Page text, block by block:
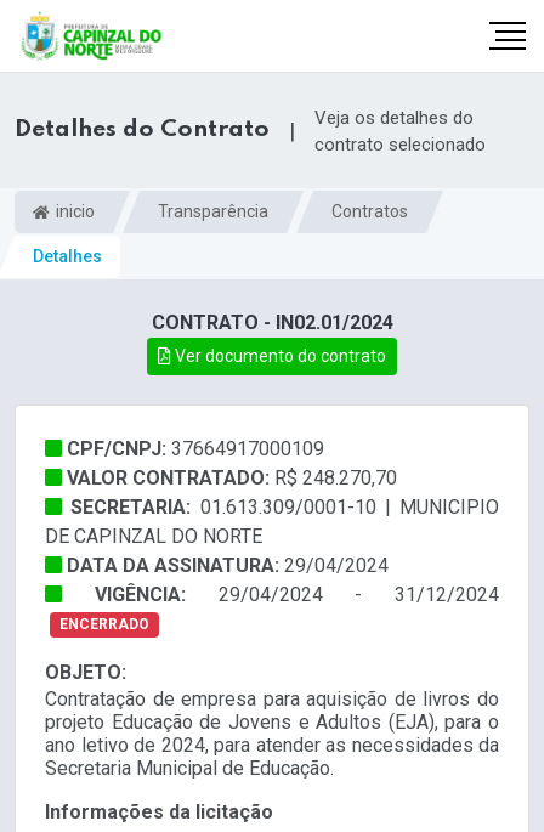
Detalhes do Contrato |
Veja os detalhes do
contrato selecionado
inicio Transparência Contratos
Detalhes
CONTRATO - IN02.01/2024
Ver documento do contrato
CPF/CNPJ: 37664917000109
VALOR CONTRATADO: R$ 248.270,70
SECRETARIA: 01.613.309/0001-10 | MUNICIPIO
DE CAPINZAL DO NORTE
DATA DA ASSINATURA: 29/04/2024
VIGÊNCIA: 29/04/2024 - 31/12/2024
ENCERRADO
OBJETO:
Contratação de empresa para aquisição de livros do
projeto Educação de Jovens e Adultos (EJA), para o
ano letivo de 2024, para atender as necessidades da
Secretaria Municipal de Educação.
Informações da licitação